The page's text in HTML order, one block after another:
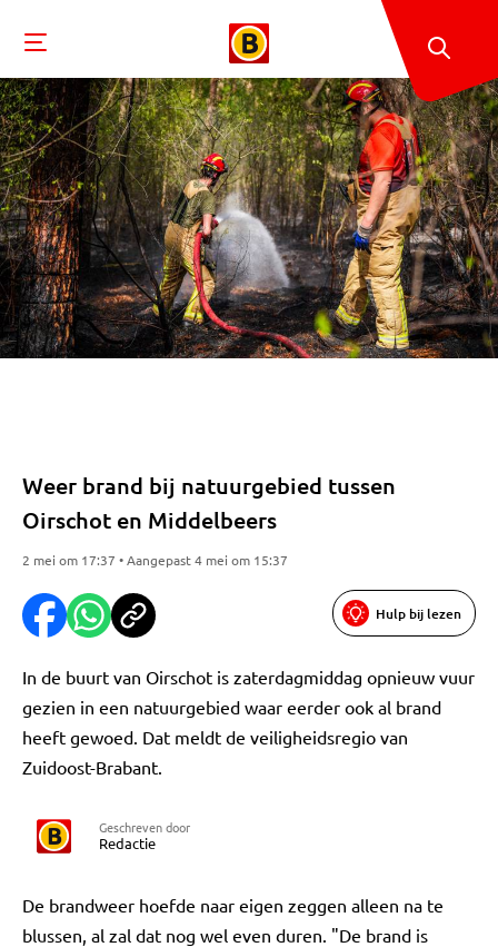
Weer brand bij natuurgebied tussen
Oirschot en Middelbeers
2 mei om 17:37 • Aangepast 4 mei om 15:37
Hulp bij lezen
In de buurt van Oirschot is zaterdagmiddag opnieuw vuur
gezien in een natuurgebied waar eerder ook al brand
heeft gewoed. Dat meldt de veiligheidsregio van
Zuidoost-Brabant.
Geschreven door
Redactie
De brandweer hoefde naar eigen zeggen alleen na te
blussen, al zal dat nog wel even duren. "De brand is